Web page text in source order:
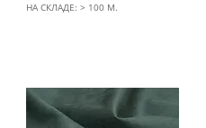
НА СКЛАДЕ: > 100 М.